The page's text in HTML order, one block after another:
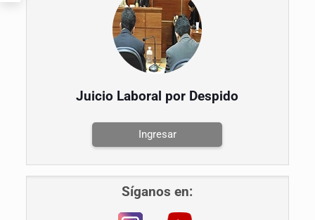
Juicio Laboral por Despido
Ingresar
Síganos en: